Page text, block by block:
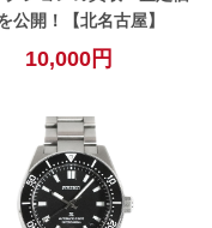
公開！【北名古屋】
10,000円